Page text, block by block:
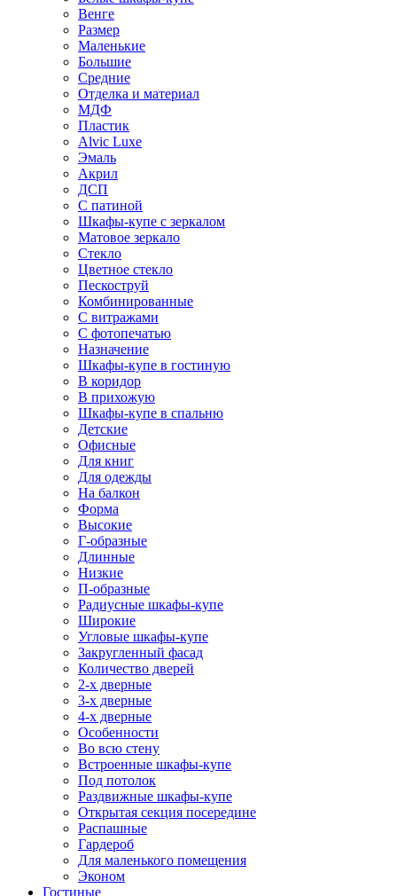
Венге
Размер
Маленькие
Большие
Средние
Отделка и материал
МДФ
Пластик
Alvic Luxe
Эмаль
Акрил
ДСП
С патиной
Шкафы-купе с зеркалом
Матовое зеркало
Стекло
Цветное стекло
Пескоструй
Комбинированные
С витражами
С фотопечатью
Назначение
Шкафы-купе в гостиную
В коридор
В прихожую
Шкафы-купе в спальню
Детские
Офисные
Для книг
Для одежды
На балкон
Форма
Высокие
Г-образные
Длинные
Низкие
П-образные
Радиусные шкафы-купе
Широкие
Угловые шкафы-купе
Закругленный фасад
Количество дверей
2-х дверные
3-х дверные
4-х дверные
Особенности
Во всю стену
Встроенные шкафы-купе
Под потолок
Раздвижные шкафы-купе
Открытая секция посередине
Распашные
Гардероб
Для маленького помещения
Эконом
Гостиные